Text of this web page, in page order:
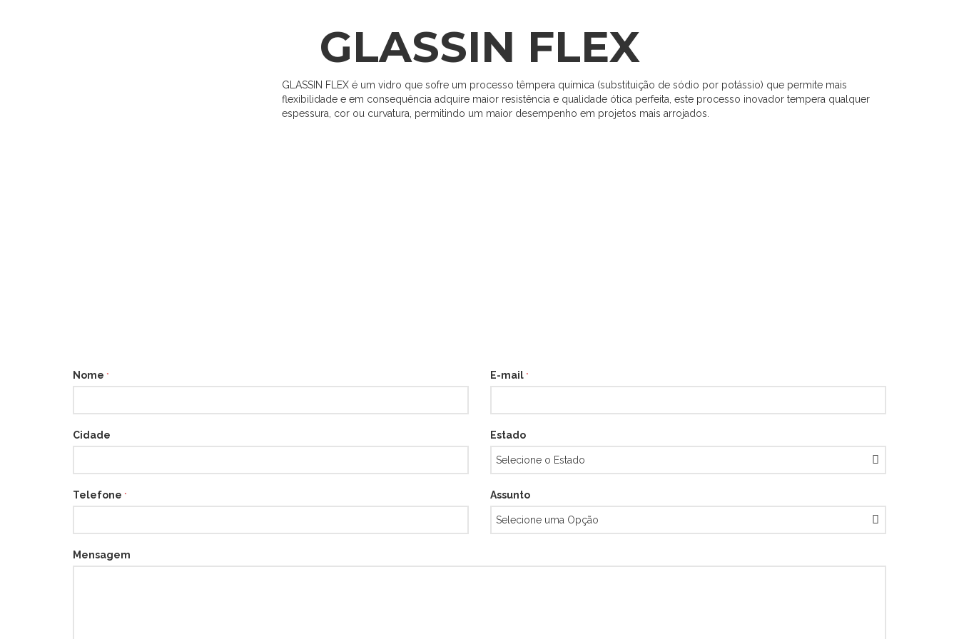
GLASSIN FLEX
GLASSIN FLEX é um vidro que sofre um processo têmpera química (substituição de sódio por potássio) que permite mais
flexibilidade e em consequência adquire maior resistência e qualidade ótica perfeita, este processo inovador tempera qualquer
espessura, cor ou curvatura, permitindo um maior desempenho em projetos mais arrojados.
Nome * E-mail *
Cidade Estado
Telefone * Assunto
Mensagem